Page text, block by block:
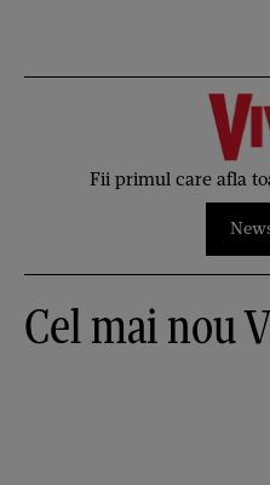
Fii primul care afla
Cel mai nou